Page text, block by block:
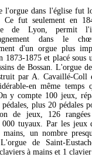
l'orgue dans l'église fut
Ce fut seulement en
de Lyon, permit
dans le
d'un orgue plus
1873-1875 et placé sous
de Bossan. L'orgue
par A. Cavaillé-Coll
en même
y compte 100 jeux,
plus 20 pédales
de jeux, 126
tuyaux. Par les jeux
mains, un nombre
L'orgue de Saint-
à mains et 1